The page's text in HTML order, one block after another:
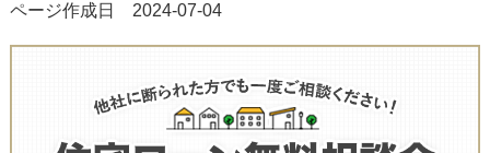
ページ作成日 2024-07-04